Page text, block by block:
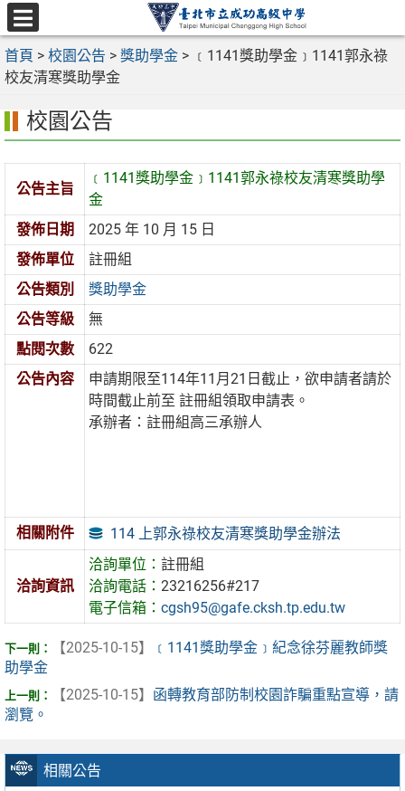
跳
至
主
要
區
選
單
首頁 > 校園公告 > 獎助學金 > ﹝1141獎助學金﹞1141郭永祿
校友清寒獎助學金
相關公告
校園公告
公告主旨
﹝1141獎助學金﹞1141郭永祿校友清寒獎助學
金
發佈日期
2025 年 10 月 15 日
發佈單位
註冊組
公告類別
獎助學金
公告等級
無
點閱次數
622
公告內容
申請期限至114年11月21日截止，欲申請者請於
時間截止前至 註冊組領取申請表。
承辦者：註冊組高三承辦人
相關附件 114 上郭永祿校友清寒獎助學金辦法
洽詢資訊
洽詢單位：註冊組
洽詢電話：23216256#217
電子信箱：cgsh95@gafe.cksh.tp.edu.tw
【2025-10-15】
﹝1141獎助學金﹞紀念徐芬麗教師獎
助學金
【2025-10-15】 函轉教育部防制校園詐騙重點宣導，請
瀏覽。